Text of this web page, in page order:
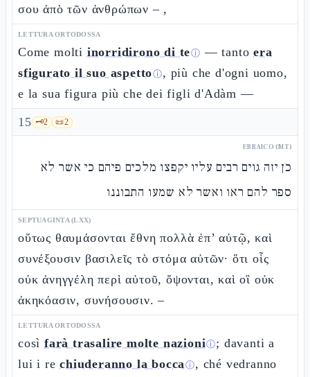
σου ἀπὸ τῶν ἀνθρώπων – ,
LETTURA ORTODOSSA
Come molti inorridirono di teⓘ — tantoera
sfigurato il suo aspettoⓘ, più che d'ogni uomo,
e la sua figura più che dei figli d'Adàm —
15 🗝️2 📜2
EBRAICO (MT)
כן יזה גוים רבים עליו יקפצו מלכים פיהם כי אשר לא
ספר להם ראו ואשר לא שמעו התבוננו
SEPTUAGINTA (LXX)
οὕτως θαυμάσονται ἔθνη πολλὰ ἐπ’ αὐτῷ, καὶ
συνέξουσιν βασιλεῖς τὸ στόμα αὐτῶν· ὅτι οἷς
οὐκ ἀνηγγέλη περὶ αὐτοῦ, ὄψονται, καὶ οἳ οὐκ
ἀκηκόασιν, συνήσουσιν. –
LETTURA ORTODOSSA
così farà trasalire molte nazioniⓘ; davanti a
lui i rechiuderanno la boccaⓘ, ché vedranno